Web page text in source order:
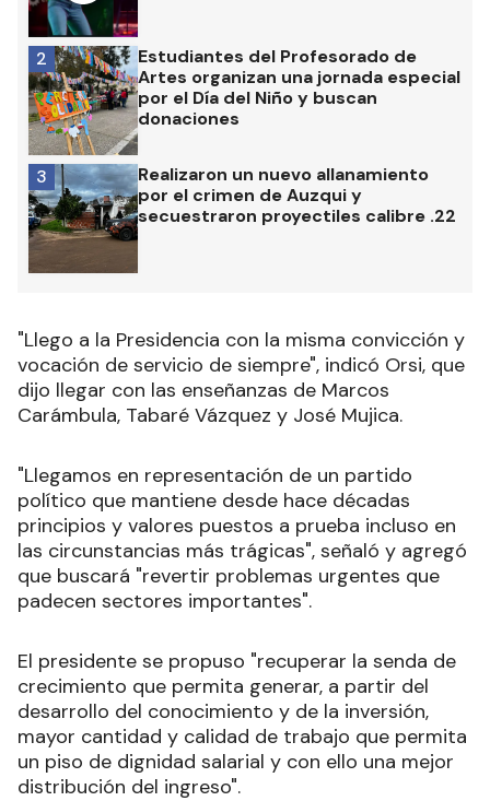
Estudiantes del Profesorado de
Artes organizan una jornada especial
por el Día del Niño y buscan
donaciones
2
Realizaron un nuevo allanamiento
por el crimen de Auzqui y
secuestraron proyectiles calibre .22
3
"Llego a la Presidencia con la misma convicción y
vocación de servicio de siempre", indicó Orsi, que
dijo llegar con las enseñanzas de Marcos
Carámbula, Tabaré Vázquez y José Mujica.
"Llegamos en representación de un partido
político que mantiene desde hace décadas
principios y valores puestos a prueba incluso en
las circunstancias más trágicas", señaló y agregó
que buscará "revertir problemas urgentes que
padecen sectores importantes".
El presidente se propuso "recuperar la senda de
crecimiento que permita generar, a partir del
desarrollo del conocimiento y de la inversión,
mayor cantidad y calidad de trabajo que permita
un piso de dignidad salarial y con ello una mejor
distribución del ingreso".